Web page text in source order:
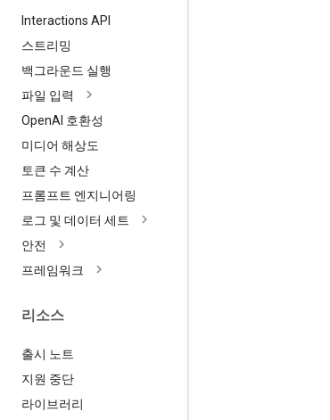
Interactions API
스트리밍
백그라운드 실행
파일 입력
OpenAI 호환성
미디어 해상도
토큰 수 계산
프롬프트 엔지니어링
로그 및 데이터 세트
안전
프레임워크
리소스
출시 노트
지원 중단
라이브러리